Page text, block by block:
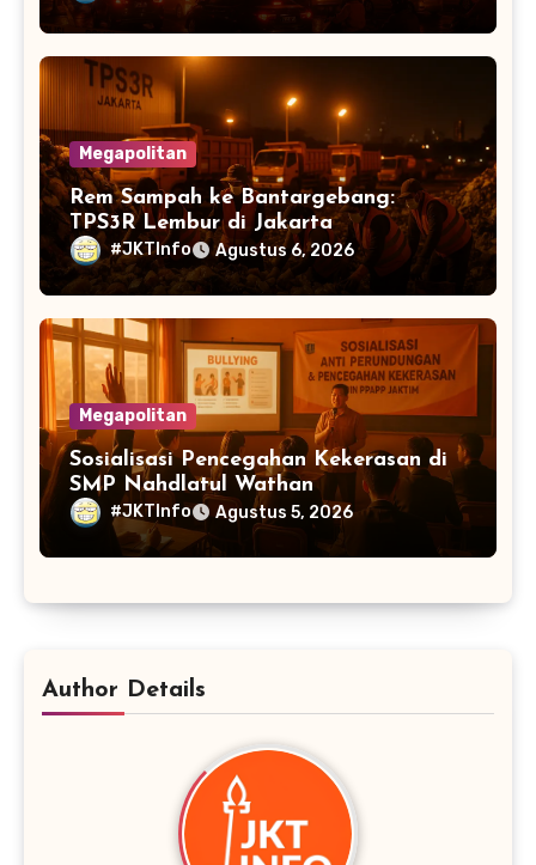
Megapolitan
Rem Sampah ke Bantargebang:
TPS3R Lembur di Jakarta
#JKTInfo Agustus 6, 2026
Megapolitan
Sosialisasi Pencegahan Kekerasan di
SMP Nahdlatul Wathan
#JKTInfo Agustus 5, 2026
Author Details